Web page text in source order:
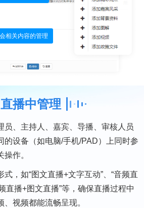
相关内容的管理
直播中管理
员、主持人、嘉宾、导播、审核人员
的设备（如电脑/手机/PAD）上同时参
作。
，如“图文直播+文字互动”、“音频直
直播+图文直播”等，确保直播过程中
视频都能流畅呈现。